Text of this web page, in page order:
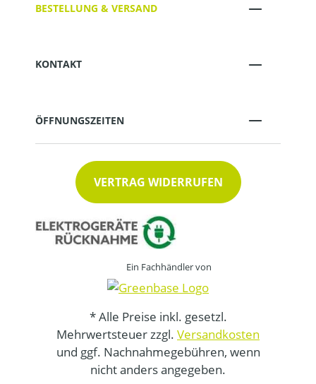
BESTELLUNG & VERSAND
KONTAKT
ÖFFNUNGSZEITEN
VERTRAG WIDERRUFEN
Ein Fachhändler von
* Alle Preise inkl. gesetzl.
Mehrwertsteuer zzgl. Versandkosten
und ggf. Nachnahmegebühren, wenn
nicht anders angegeben.